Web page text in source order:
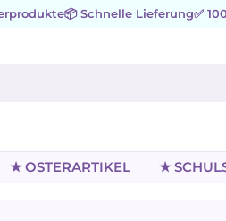
📦 Schnelle Lieferung✅
★ OSTERARTIKEL ★